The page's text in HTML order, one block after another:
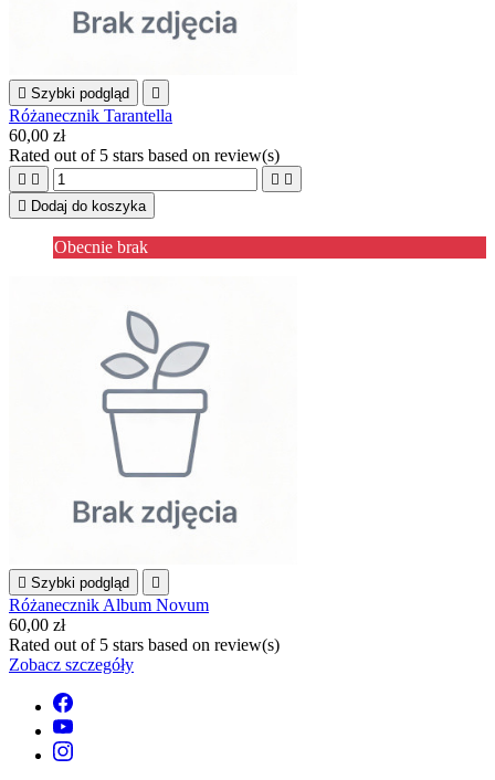
 Szybki podgląd 
Różanecznik Tarantella
60,00 zł
Rated out of 5 stars based on review(s)
   
 Dodaj do koszyka
Obecnie brak
 Szybki podgląd 
Różanecznik Album Novum
60,00 zł
Rated out of 5 stars based on review(s)
Zobacz szczegóły